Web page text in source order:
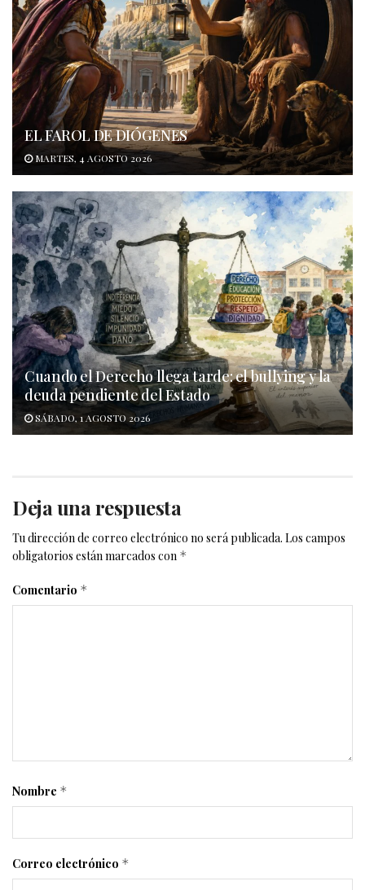
EL FAROL DE DIÓGENES
MARTES, 4 AGOSTO 2026
Cuando el Derecho llega tarde: el bullying y la
deuda pendiente del Estado
SÁBADO, 1 AGOSTO 2026
Deja una respuesta
Tu dirección de correo electrónico no será publicada. Los campos
obligatorios están marcados con *
Comentario *
Nombre *
Correo electrónico *